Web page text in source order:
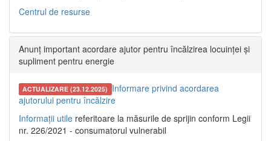
Centrul de resurse
Anunț important acordare ajutor pentru încălzirea locuinței și
supliment pentru energie
ACTUALIZARE (23.12.2025) Informare privind acordarea
ajutorului pentru încălzire
Informații utile referitoare la măsurile de sprijin conform Legii
nr. 226/2021 - consumatorul vulnerabil